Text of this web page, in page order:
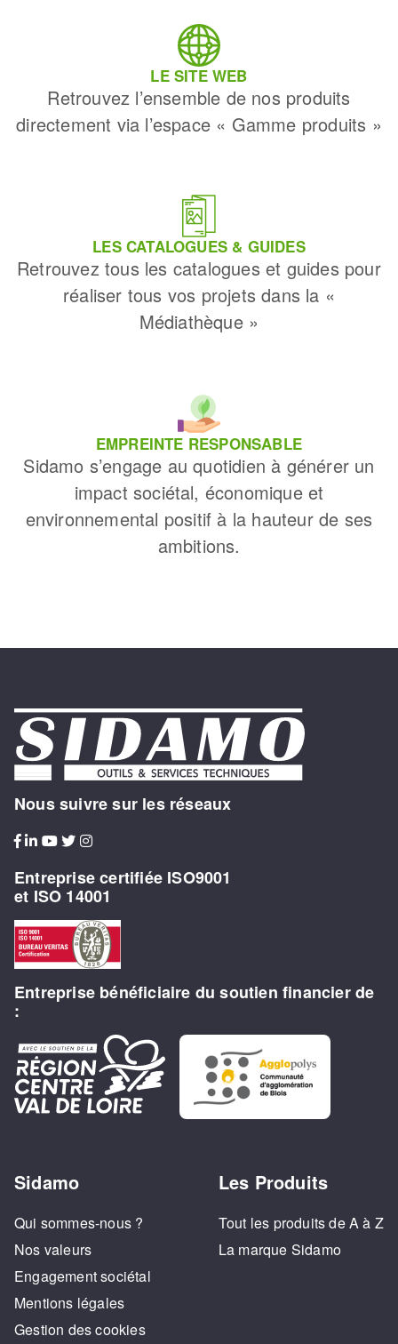
LE SITE WEB
Retrouvez l’ensemble de nos produits
directement via l’espace « Gamme produits »
LES CATALOGUES & GUIDES
Retrouvez tous les catalogues et guides pour
réaliser tous vos projets dans la «
Médiathèque »
EMPREINTE RESPONSABLE
Sidamo s’engage au quotidien à générer un
impact sociétal, économique et
environnemental positif à la hauteur de ses
ambitions.
Nous suivre sur les réseaux
Entreprise certifiée ISO9001
et ISO 14001
Entreprise bénéficiaire du soutien financier de
:
Sidamo
Qui sommes-nous ?
Nos valeurs
Engagement sociétal
Mentions légales
Gestion des cookies
Les Produits
Tout les produits de A à Z
La marque Sidamo